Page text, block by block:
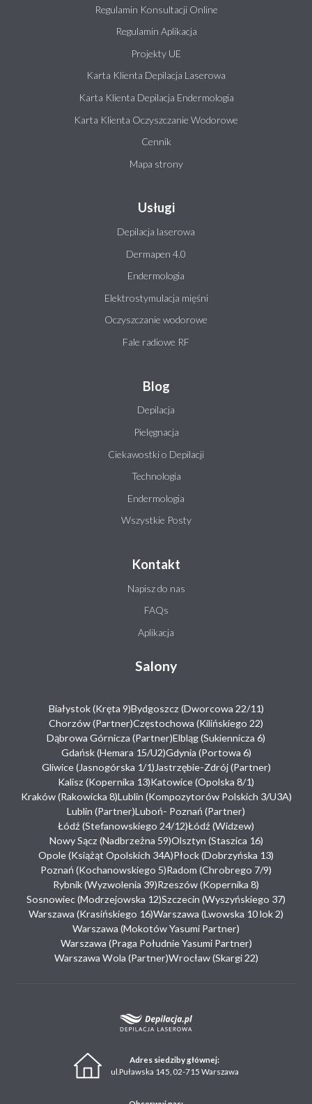
Regulamin Konsultacji Online
Regulamin Aplikacja
Projekty UE
Karta Klienta Depilacja Laserowa
Karta Klienta Depilacja Endermologia
Karta Klienta Oczyszczanie Wodorowe
Cennik
Mapa strony
Usługi
Depilacja laserowa
Dermapen 4.0
Endermologia
Elektrostymulacja mięśni
Oczyszczanie wodorowe
Fale radiowe RF
Blog
Depilacja
Pielęgnacja
Ciekawostki o Depilacji
Technologia
Endermologia
Wszystkie Posty
Kontakt
Napisz do nas
FAQs
Aplikacja
Salony
Białystok (Kręta 9)Bydgoszcz (Dworcowa 22/11)
Chorzów (Partner)Częstochowa (Kilińskiego 22)
Dąbrowa Górnicza (Partner)Elbląg (Sukiennicza 6)
Gdańsk (Hemara 15/U2)Gdynia (Portowa 6)
Gliwice (Jasnogórska 1/1) Jastrzębie-Zdrój (Partner)
Kalisz (Kopernika 13)Katowice (Opolska 8/1)
Kraków (Rakowicka 8)Lublin (Kompozytorów Polskich 3/U3A)
Lublin (Partner)Luboń- Poznań (Partner)
Łódź (Stefanowskiego 24/12)Łódź (Widzew)
Nowy Sącz (Nadbrzeżna 59)Olsztyn (Staszica 16)
Opole (Książąt Opolskich 34A)Płock (Dobrzyńska 13)
Poznań (Kochanowskiego 5)Radom (Chrobrego 7/9)
Rybnik (Wyzwolenia 39)Rzeszów (Kopernika 8)
Sosnowiec (Modrzejowska 12)Szczecin (Wyszyńskiego 37)
Warszawa (Krasińskiego 16)Warszawa (Lwowska 10 lok 2)
Warszawa (Mokotów Yasumi Partner)
Warszawa (Praga Południe Yasumi Partner)
Warszawa Wola (Partner)Wrocław (Skargi 22)
Adres siedziby głównej:
ul.Puławska 145, 02-715 Warszawa